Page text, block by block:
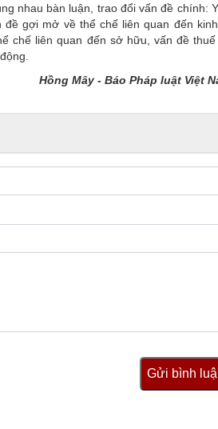
nhau bàn luận, trao đổi vấn đề chính:
gợi mở về thể chế liên quan đến
chế liên quan đến sở hữu, vấn đề thuế
Hồng Mây - Báo Pháp luật Việt
Gửi bình